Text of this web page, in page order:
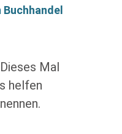
Mal
helfen